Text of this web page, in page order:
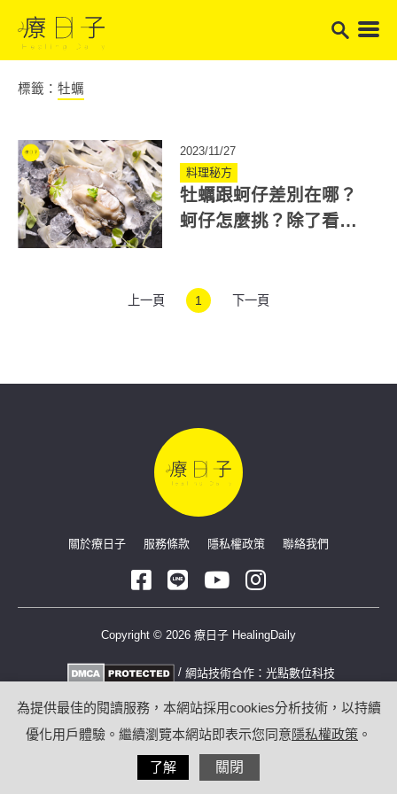
標籤： 牡蠣
2023/11/27
料理秘方
牡蠣跟蚵仔差別在哪？
蚵仔怎麼挑？除了看顏
上一頁 1 下一頁
關於療日子 服務條款 隱私權政策 聯絡我們
Copyright © 2026 療日子 HealingDaily
/ 網站技術合作： 光點數位科技
為提供最佳的閱讀服務，本網站採用cookies分析技術，以持續
優化用戶體驗。繼續瀏覽本網站即表示您同意隱私權政策 。
了解 關閉